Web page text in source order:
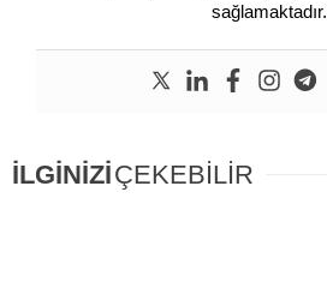
sağlamaktadır.
İLGİNİZİÇEKEBİLİR